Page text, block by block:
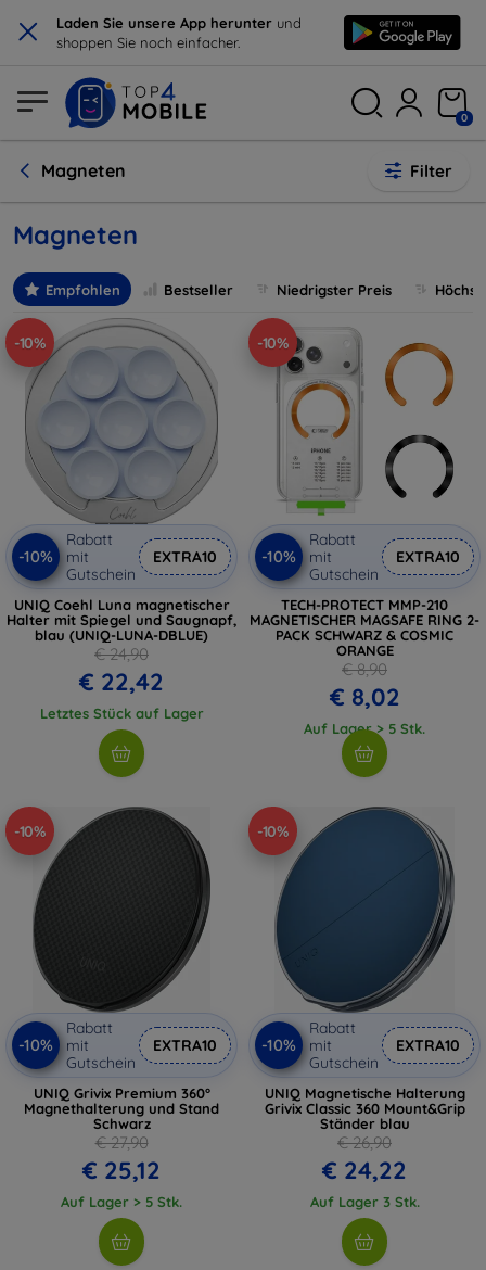
× Laden Sie unsere App herunter und
shoppen Sie noch einfacher.
0
Magneten Filter
Magneten
Empfohlen Bestseller Niedrigster Preis
-10%
-10%
Rabatt
mit
Gutschein
EXTRA10
UNIQ Coehl Luna magnetischer
Halter mit Spiegel und Saugnapf,
blau (UNIQ-LUNA-DBLUE)
€ 24,90
€ 22,42
Letztes Stück auf Lager
-10%
-10%
Rabatt
mit
Gutschein
EXTRA10
TECH-PROTECT MMP-210
MAGNETISCHER MAGSAFE RING 2-
PACK SCHWARZ & COSMIC
ORANGE
€ 8,90
€ 8,02
Auf Lager > 5 Stk.
-10%
-10%
Rabatt
mit
Gutschein
EXTRA10
UNIQ Grivix Premium 360°
Magnethalterung und Stand
Schwarz
€ 27,90
€ 25,12
Auf Lager > 5 Stk.
-10%
-10%
Rabatt
mit
Gutschein
EXTRA10
UNIQ Magnetische Halterung
Grivix Classic 360 Mount&Grip
Ständer blau
€ 26,90
€ 24,22
Auf Lager 3 Stk.